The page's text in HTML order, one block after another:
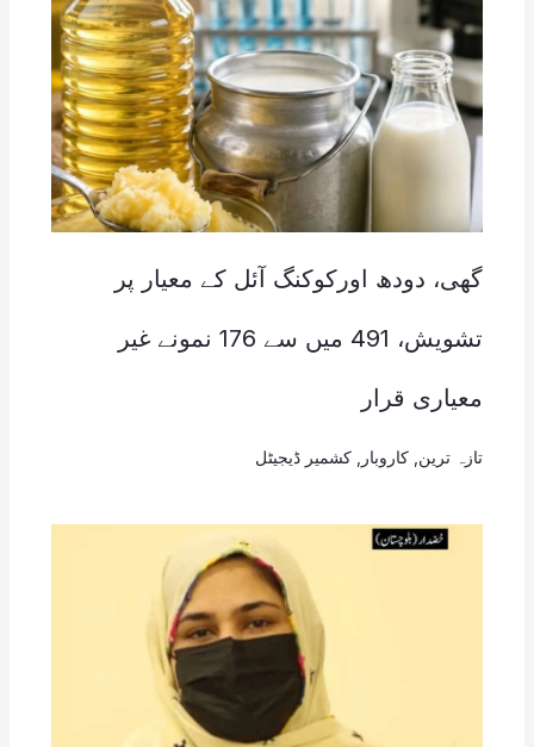
گھی، دودھ اورکوکنگ آئل کے معیار پر
تشویش، 491 میں سے 176 نمونے غیر
معیاری قرار
تازہ ترین کاروبار کشمیر ڈیجیٹل